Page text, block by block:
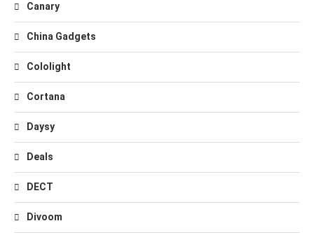
Canary
China Gadgets
Cololight
Cortana
Daysy
Deals
DECT
Divoom